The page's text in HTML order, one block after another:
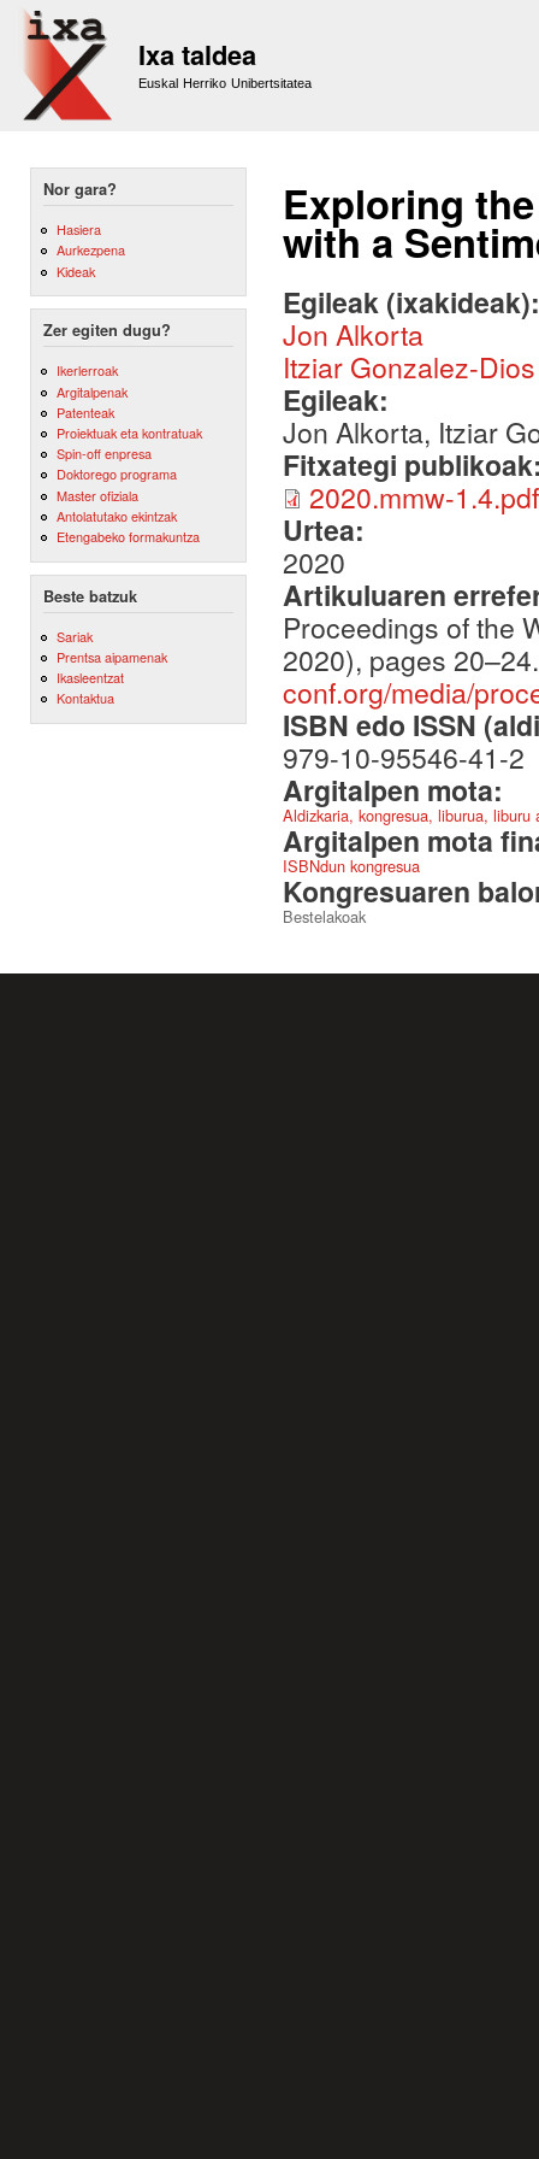
Ixa taldea
Euskal Herriko Unibertsitatea
Nor gara?
Hasiera
Aurkezpena
Kideak
Zer egiten dugu?
Ikerlerroak
Argitalpenak
Patenteak
Proiektuak eta kontratuak
Spin-off enpresa
Doktorego programa
Master ofiziala
Antolatutako ekintzak
Etengabeko formakuntza
Beste batzuk
Sariak
Prentsa aipamenak
Ikasleentzat
Kontaktua
Exploring
with a
Egileak
Jon Alkorta
Itziar Gonzalez-Dios
Egileak:
Jon Alkorta, Itziar
Fitxategi
2020.mmw-1.4.pdf
Urtea:
2020
Artikuluaren
Proceedings of the
2020), pages
conf.org/media/
ISBN edo ISSN
979-10-95546-41-2
Argitalpen mota:
Aldizkaria, kongresua, liburua,
Argitalpen mota
ISBNdun kongresua
Kongresuaren
Bestelakoak